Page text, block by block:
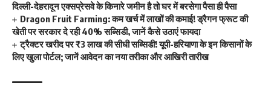
दिल्ली-देहरादून एक्सप्रेसवे के किनारे जमीन है तो घर में बरसेगा पैसा ही पैसा
Dragon Fruit Farming: कम खर्च में लाखों की कमाई! ड्रैगन फ्रूट की
खेती पर सरकार दे रही 40% सब्सिडी, जानें कैसे उठाएं फायदा
ट्रैक्टर खरीद पर ₹3 लाख की सीधी सब्सिडी! यूपी-हरियाणा के इन किसानों के
लिए खुला पोर्टल; जानें आवेदन का नया तरीका और आखिरी तारीख